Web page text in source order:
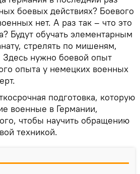
боевых действиях? Боевого
нет. А раз так – что это
Будут обучать элементарным
стрелять по мишеням,
Здесь нужно боевой опыт
опыта у немецких военных
подготовка, которую
военные в Германии,
чтобы научить обращению
техникой.